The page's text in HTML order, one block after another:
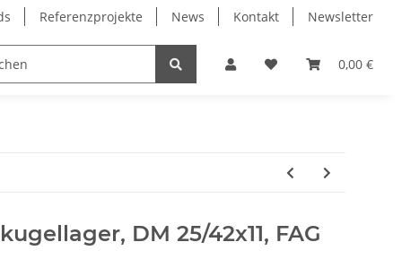
Referenzprojekte News Kontakt Newsletter
0,00 €
Lagertechnik Lineartechnik
DM 25/42x11, FAG